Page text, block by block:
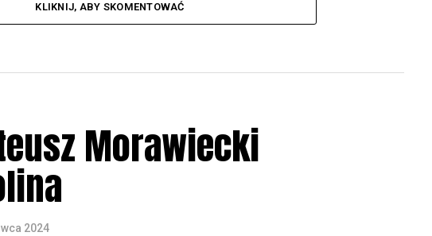
KLIKNIJ, ABY SKOMENTOWAĆ
Morawiecki
2024